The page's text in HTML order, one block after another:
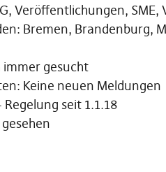
Veröffentlichungen, SME,
Bremen, Brandenburg,
immer gesucht
Keine neuen Meldungen
seit 1.1.18